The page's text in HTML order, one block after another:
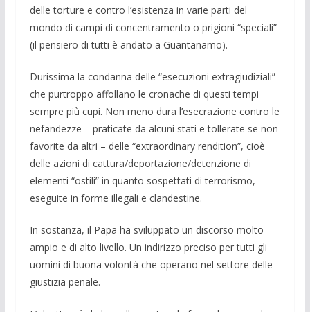
delle torture e contro l’esistenza in varie parti del
mondo di campi di concentramento o prigioni “speciali”
(il pensiero di tutti è andato a Guantanamo).
Durissima la condanna delle “esecu­zioni extragiudiziali”
che purtroppo af­follano le cronache di questi tempi
sem­pre più cupi. Non meno dura l’esecrazio­ne contro le
nefandezze – praticate da al­cuni stati e tollerate se non
favorite da al­tri – delle “extraordinary rendition”, cioè
delle azioni di cattura/deportazione/de­tenzione di
elementi “ostili” in quanto sospettati di terrorismo,
eseguite in for­me illegali e clandestine.
In sostanza, il Papa ha sviluppato un discorso molto
ampio e di alto livello. Un indirizzo preciso per tutti gli
uomini di buona volontà che operano nel settore delle
giustizia penale.